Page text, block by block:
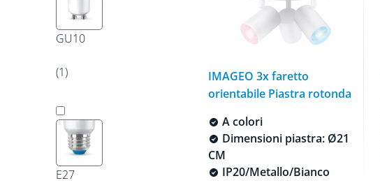
GU10
(1)
E27
IMAGEO 3x faretto
orientabile Piastra rotonda
A colori
Dimensioni piastra: Ø21
CM
IP20/Metallo/Bianco